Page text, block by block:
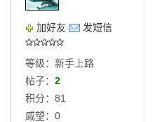
加好友 发短信
等级：新手上路
帖子： 2
积分：81
威望：0